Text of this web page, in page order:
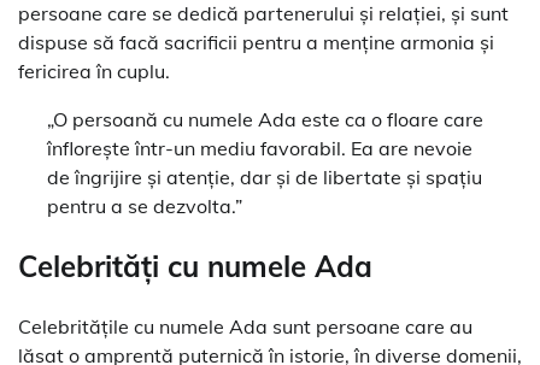
persoane care se dedică partenerului și relației, și sunt
dispuse să facă sacrificii pentru a menține armonia și
fericirea în cuplu.
„O persoană cu numele Ada este ca o floare care
înflorește într-un mediu favorabil. Ea are nevoie
de îngrijire și atenție, dar și de libertate și spațiu
pentru a se dezvolta.”
Celebrități cu numele Ada
Celebritățile cu numele Ada sunt persoane care au
lăsat o amprentă puternică în istorie, în diverse domenii,